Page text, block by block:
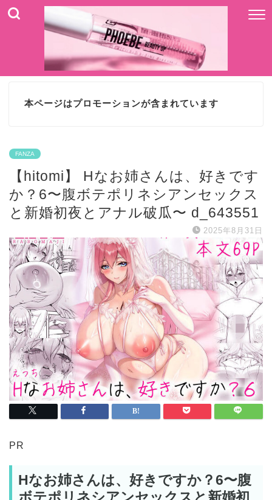
本ページはプロモーションが含まれています
FANZA
【hitomi】 Hなお姉さんは、好きです
か？6〜腹ボテポリネシアンセックス
と新婚初夜とアナル破瓜〜 d_643551
2025年8月31日
PR
Hなお姉さんは、好きですか？6〜腹
ボテポリネシアンセックスと新婚初